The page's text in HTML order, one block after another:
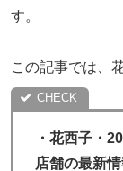
す。
この記事では、
・ 花西子・
店舗の最新